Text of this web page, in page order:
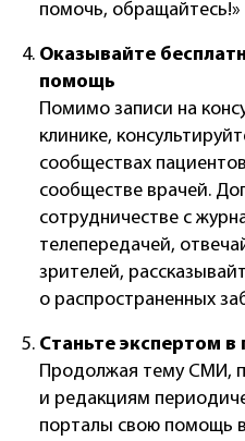
помочь, обращайтесь!»
Оказывайте
помощь
Помимо записи на
клинике,
сообществах
сообществе врачей.
сотрудничестве с
телепередачей,
зрителей,
о распространенных
Станьте экспертом в
Продолжая тему СМИ,
и редакциям
порталы свою помощь